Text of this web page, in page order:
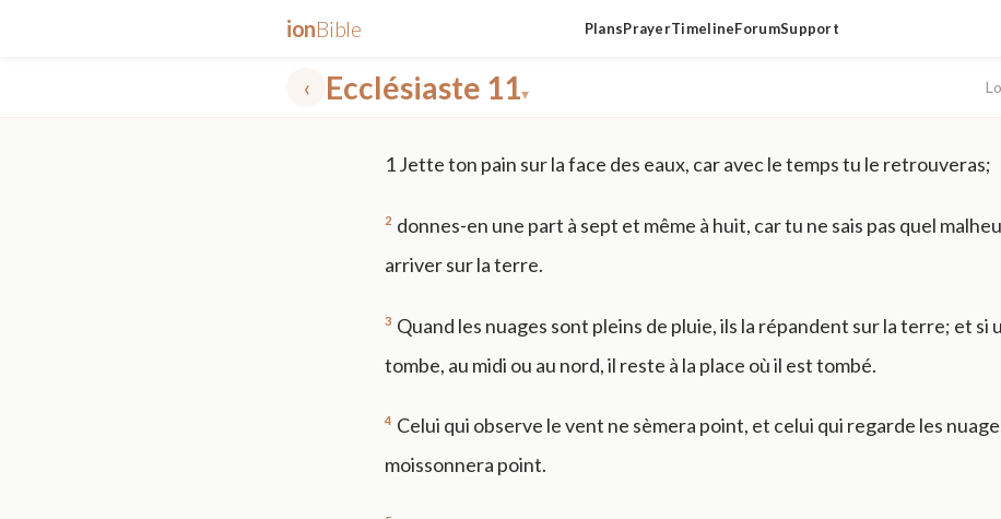
ionBible PlansPrayerTimelineForumSupport
‹ Ecclésiaste 11▾
1Jette ton pain sur la face des eaux, car avec le temps tu le retrouveras;
2 donnes-en une part à sept et même à huit, car tu ne sais pas quel
arriver sur la terre.
3 Quand les nuages sont pleins de pluie, ils la répandent sur la terre; et si
tombe, au midi ou au nord, il reste à la place où il est tombé.
4 Celui qui observe le vent ne sèmera point, et celui qui regarde les
moissonnera point.